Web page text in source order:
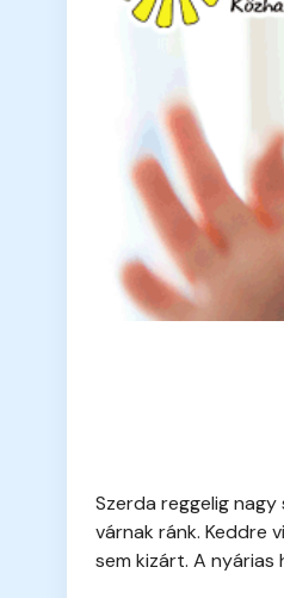
Szerda reggelig
várnak ránk. Keddre
sem kizárt. A nyárias